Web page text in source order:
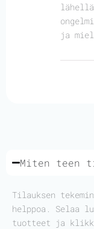
ja
Miten teen
Tilauksen
helppoa. Selaa
tuotteet ja